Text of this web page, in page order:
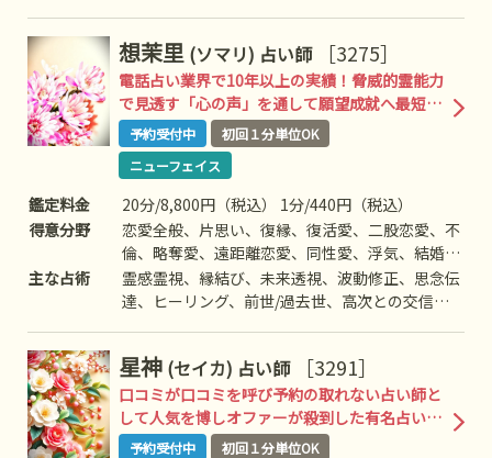
ューニング、数秘術、タロットリーディング、オ
ラクルカードリーディング、エネルギーヒーリン
グ、エネルギー注入、特殊占術など
想茉里 (ソマリ) 占い師 ［3275］
電話占い業界で10年以上の実績！脅威的霊能力
で見透す「心の声」を通して願望成就へ最短で
導く凄腕鑑定術！
予約受付中
初回１分単位OK
ニューフェイス
鑑定料金
20分/8,800円（税込） 1分/440円（税込）
得意分野
恋愛全般、片思い、復縁、復活愛、二股恋愛、不
倫、略奪愛、遠距離恋愛、同性愛、浮気、結婚、
離婚、夫婦問題、家族/家庭問題、親子、育児、
教育、介護、引っ越し、人間関係、仕事全般、適
人、失せ物、心霊相談など
主な占術
霊感霊視、縁結び、未来透視、波動修正、思念伝
達、ヒーリング、前世/過去世、高次との交信な
星神 (セイカ) 占い師 ［3291］
口コミが口コミを呼び予約の取れない占い師と
して人気を博しオファーが殺到した有名占い師
が独占契約にてユアーズが獲得！
予約受付中
初回１分単位OK